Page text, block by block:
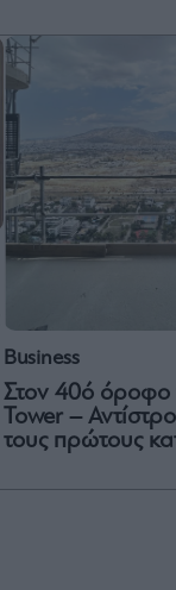
Business
Στον 40ό όροφο
Tower –
τους πρώτους